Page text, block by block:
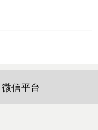
微信平台